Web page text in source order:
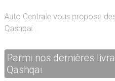
Auto Centrale vous propose
Qashqai .
Parmi nos dernières
Qashqai